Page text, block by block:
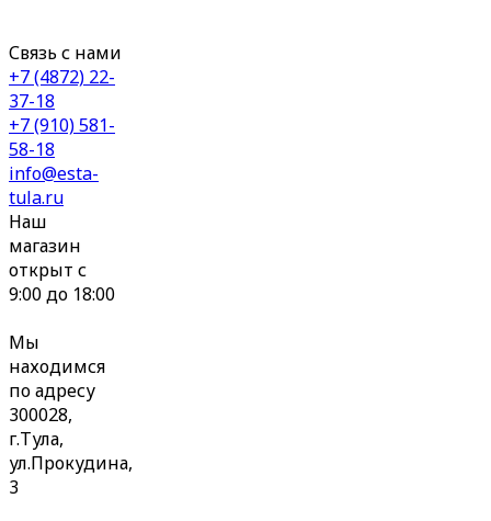
Связь с нами
+7 (4872) 22-
37-18
+7 (910) 581-
58-18
info@esta-
tula.ru
Наш
магазин
открыт с
9:00 до 18:00
Мы
находимся
по адресу
300028,
г.Тула,
ул.Прокудина,
3